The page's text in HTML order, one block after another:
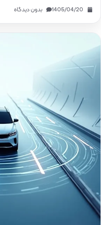
1405/04/20 بدون دیدگاه